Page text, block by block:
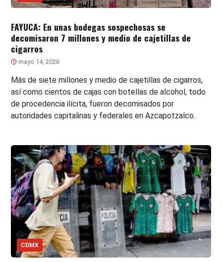
FAYUCA: En unas bodegas sospechosas se
decomisaron 7 millones y medio de cajetillas de
cigarros
mayo 14, 2026
Más de siete millones y medio de cajetillas de cigarros,
así como cientos de cajas con botellas de alcohol, todo
de procedencia ilícita, fueron decomisados por
autoridades capitalinas y federales en Azcapotzalco.
CDMX